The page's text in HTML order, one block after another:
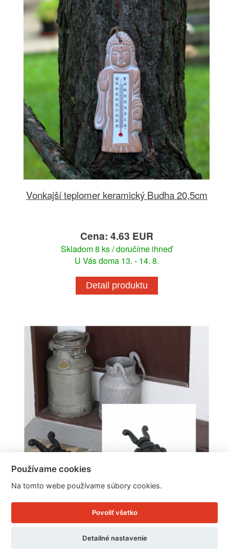
Vonkajší teplomer keramický Budha 20,5cm
Cena: 4.63 EUR
Skladom 8 ks / doručíme ihneď
U Vás doma 13. - 14. 8.
Detail produktu
Liatinový obuvák na topánky chrobák 23cm
Používame cookies
Na tomto webe používame súbory cookies.
Povoliť všetko
Detailné nastavenie